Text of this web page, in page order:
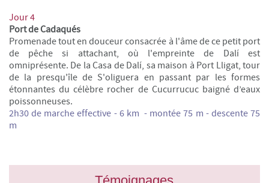
Jour 4
Port de Cadaqués
Promenade tout en douceur consacrée à l'âme de ce petit port
de pêche si attachant, où l'empreinte de Dalíest
omniprésente. De la Casa de Dalí, sa maison à Port Lligat, tour
de la presqu'île de S'oliguera en passant par les formes
étonnantes du célèbre rocher de Cucurrucuc baigné d’eaux
poissonneuses.
2h30 de marche effective - 6 km - montée 75 m - descente 75
m